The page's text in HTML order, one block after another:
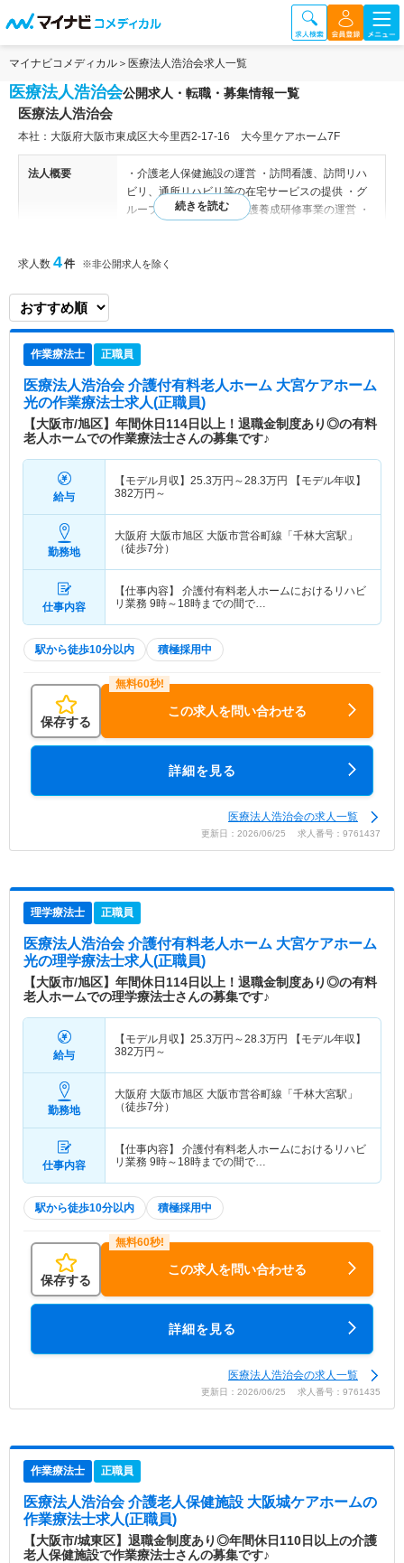
マイナビコメディカル 医療法人浩治会求人一覧
医療法人浩治会公開求人・転職・募集情報一覧
医療法人浩治会
本社：大阪府大阪市東成区大今里西2-17-16 大今里ケアホーム7F
法人概要
・介護老人保健施設の運営 ・訪問看護、訪問リハ
ビリ、通所リハビリ等の在宅サービスの提供 ・グ
ループホームの運営 ・介護養成研修事業の運営 ・
ゆめの里/介護付き有料老人ホーム 大宮ケアホー
特色
また、ケア学院という介護の担い手を養成する機関
を目指す人や、介護に興味のある方の受講をお待ち
しております。
求人数 4件 ※非公開求人を除く
作業療法士 正職員
医療法人浩治会 介護付有料老人ホーム 大宮ケアホーム
光の作業療法士求人(正職員)
【大阪市/旭区】年間休日114日以上！退職金制度あり◎の有料
老人ホームでの作業療法士さんの募集です♪
給与
【モデル月収】 25.3万円～28.3万円 【モデル年収】
382万円～
勤務地
大阪府 大阪市旭区 大阪市営谷町線「千林大宮駅」
（徒歩7分）
仕事内容
【仕事内容】 介護付有料老人ホームにおけるリハビ
リ業務 9時～18時までの間で…
駅から徒歩10分以内 積極採用中
保存する
この求人を問い合わせる
詳細を見る
医療法人浩治会の求人一覧
更新日：2026/06/25 求人番号：9761437
理学療法士 正職員
医療法人浩治会 介護付有料老人ホーム 大宮ケアホーム
光の理学療法士求人(正職員)
【大阪市/旭区】年間休日114日以上！退職金制度あり◎の有料
老人ホームでの理学療法士さんの募集です♪
給与
【モデル月収】 25.3万円～28.3万円 【モデル年収】
382万円～
勤務地
大阪府 大阪市旭区 大阪市営谷町線「千林大宮駅」
（徒歩7分）
仕事内容
【仕事内容】 介護付有料老人ホームにおけるリハビ
リ業務 9時～18時までの間で…
駅から徒歩10分以内 積極採用中
保存する
この求人を問い合わせる
詳細を見る
医療法人浩治会の求人一覧
更新日：2026/06/25 求人番号：9761435
作業療法士 正職員
医療法人浩治会 介護老人保健施設 大阪城ケアホームの
作業療法士求人(正職員)
【大阪市/城東区】退職金制度あり◎年間休日110日以上の介護
老人保健施設で作業療法士さんの募集です♪